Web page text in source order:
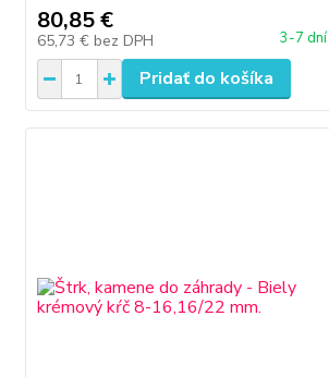
80,85 €
65,73 € bez DPH 3-7 dní
Pridať do košíka